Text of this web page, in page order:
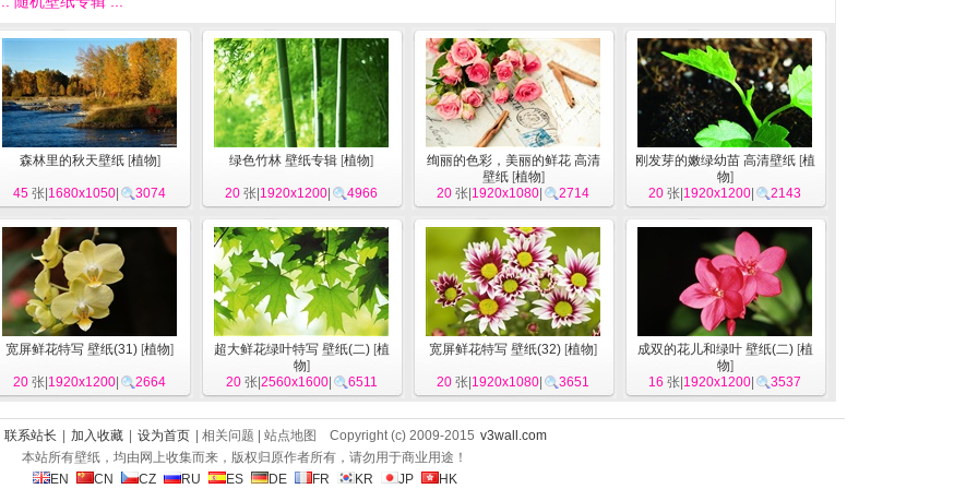
森林里的秋天壁纸[植物]
45 张| 1680x1050 3074
绿色竹林 壁纸专辑 [植物]
20 张| 1920x1200 4966
绚丽的色彩，美丽的鲜花 高清
壁纸[植物]
20 张| 1920x1080 2714
刚发芽的嫩绿幼苗 高清壁纸[植
物]
20 张| 1920x1200 2143
宽屏鲜花特写 壁纸(31) [植物]
20 张| 1920x1200 2664
超大鲜花绿叶特写 壁纸(二)[植
物]
20张| 2560x1600| 6511
宽屏鲜花特写 壁纸(32) [植物]
20 张| 1920x1080 3651
成双的花儿和绿叶 壁纸(二)[植
物]
16 张| 1920x1200 3537
联系站长 加入收藏 设为首页 | 相关问题 | 站点地图 Copyright (c) 2009-2015 v3wall.com
本站所有壁纸，均由网上收集而来，版权归原作者所有，请勿用于商业用途！
EN
CN CZ RU ES DE FR KR JP HK